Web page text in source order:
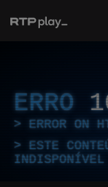
ERRO
ERROR ON
ESTE
INDISPONÍVEL